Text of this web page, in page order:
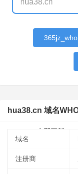
hua38.cn 域名
立即更新
域名
注册商